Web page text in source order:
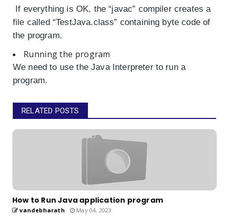
If everything is OK, the “javac” compiler creates a
file called “TestJava.class” containing byte code of
the program.
Running the program
We need to use the Java Interpreter to run a
program.
RELATED POSTS
How to Run Java application program
vandebharath May 04, 2023